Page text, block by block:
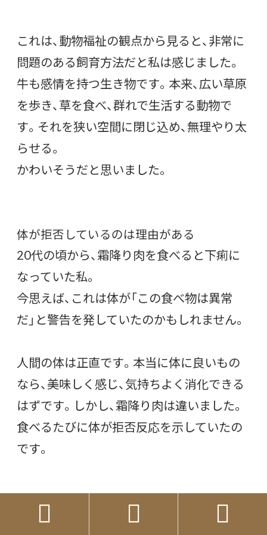
これは、動物福祉の観点から見ると、非常に
問題のある飼育方法だと私は感じました。
牛も感情を持つ生き物です。本来、広い草原
を歩き、草を食べ、群れで生活する動物で
す。それを狭い空間に閉じ込め、無理やり太
らせる。
かわいそうだと思いました。
体が拒否しているのは理由がある
20代の頃から、霜降り肉を食べると下痢に
なっていた私。
今思えば、これは体が「この食べ物は異常
だ」と警告を発していたのかもしれません。
人間の体は正直です。本当に体に良いもの
なら、美味しく感じ、気持ちよく消化できる
はずです。しかし、霜降り肉は違いました。
食べるたびに体が拒否反応を示していたの
です。
  